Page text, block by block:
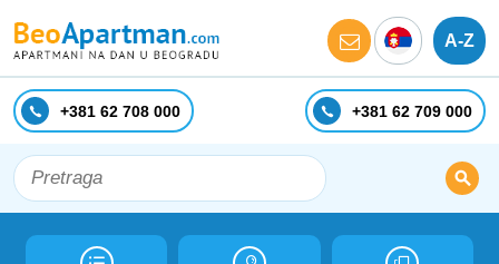
A-Z
+381 62 708 000 +381 62 709 000